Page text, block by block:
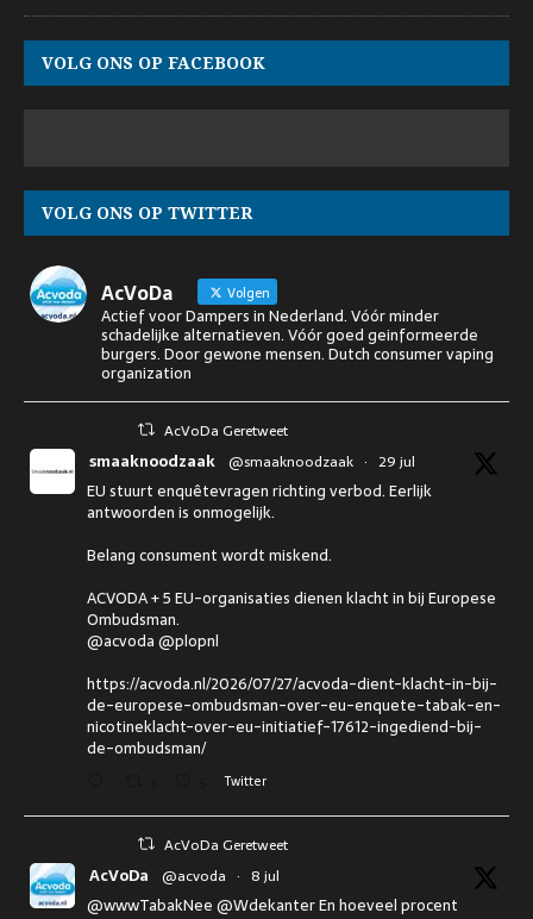
VOLG ONS OP FACEBOOK
VOLG ONS OP TWITTER
AcVoDa Volgen
Actief voor Dampers in Nederland. Vóór minder
schadelijke alternatieven. Vóór goed geinformeerde
burgers. Door gewone mensen. Dutch consumer vaping
organization
AcVoDa Geretweet
smaaknoodzaak @smaaknoodzaak · 29 jul
EU stuurt enquêtevragen richting verbod. Eerlijk
antwoorden is onmogelijk.
Belang consument wordt miskend.
ACVODA + 5 EU-organisaties dienen klacht in bij Europese
Ombudsman.
@acvoda @plopnl
https://acvoda.nl/2026/07/27/acvoda-dient-klacht-in-bij-
de-europese-ombudsman-over-eu-enquete-tabak-en-
nicotineklacht-over-eu-initiatief-17612-ingediend-bij-
de-ombudsman/
Twitter
AcVoDa Geretweet
AcVoDa @acvoda · 8 jul
@wwwTabakNee @Wdekanter En hoeveel procent